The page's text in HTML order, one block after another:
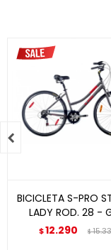
BICICLETA S-PRO
LADY ROD. 28 -
$12.290 $
